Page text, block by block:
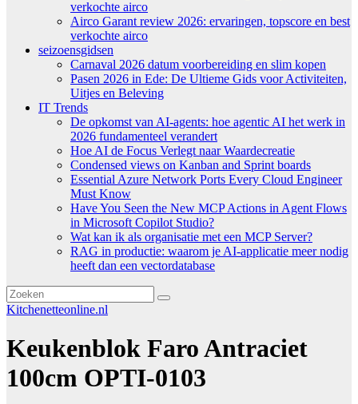
verkochte airco
Airco Garant review 2026: ervaringen, topscore en best
verkochte airco
seizoensgidsen
Carnaval 2026 datum voorbereiding en slim kopen
Pasen 2026 in Ede: De Ultieme Gids voor Activiteiten,
Uitjes en Beleving
IT Trends
De opkomst van AI-agents: hoe agentic AI het werk in
2026 fundamenteel verandert
Hoe AI de Focus Verlegt naar Waardecreatie
Condensed views on Kanban and Sprint boards
Essential Azure Network Ports Every Cloud Engineer
Must Know
Have You Seen the New MCP Actions in Agent Flows
in Microsoft Copilot Studio?
Wat kan ik als organisatie met een MCP Server?
RAG in productie: waarom je AI-applicatie meer nodig
heeft dan een vectordatabase
Kitchenetteonline.nl
Keukenblok Faro Antraciet
100cm OPTI-0103